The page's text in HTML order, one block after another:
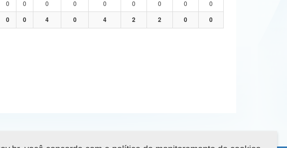
0 0 0 0 0 0 0 0
0
0 0 4 0 4 2 2 0 0